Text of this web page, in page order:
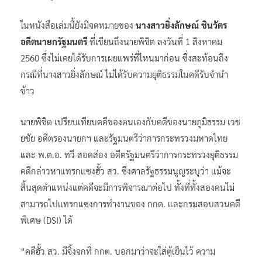
ในหนังสือเล่มนี้ยังมีจดหมายของ นางสาวยิ่งลักษณ์ ชินวัตร
อดีตนายกรัฐมนตรี ที่เขียนถึงนายพิชิต ลงวันที่ 1 สิงหาคม
2560 ซึ่งไม่เคยได้รับการเผยแพร่ที่ไหนมาก่อน ซึ่งสะท้อนถึง
กรณีที่นางสาวยิ่งลักษณ์ ไม่ได้รับความยุติธรรมในคดีรับจำนำ
ข้าว
นายพิชิต เปรียบเทียบคดีของตนเองกับคดีของนายภูมิธรรม เวช
ยชัย อดีตรองนายกฯ และรัฐมนตรีว่าการกระทรวงมหาดไทย
และ พ.ต.อ. ทวี สอดส่อง อดีตรัฐมนตรีว่าการกระทรวงยุติธรรม
คดีกล่าวหาแทรกแซงฮั้ว สว. ซึ่งศาลรัฐธรรมนูญระบุว่า แม้จะ
สิ้นสุดตำแหน่งแต่คดีจะมีการพิจารณาต่อไป ทั้งที่ทั้งสองคนไม่
สามารถไปแทรกแซงการทำงานของ กกต. และกรมสอบสวนคดี
พิเศษ (DSI) ได้
“คดีฮั้ว สว. มีจิ้งจกที่ กกต. บอกมาว่าจะใส่ตู้เย็นไว้ ความ